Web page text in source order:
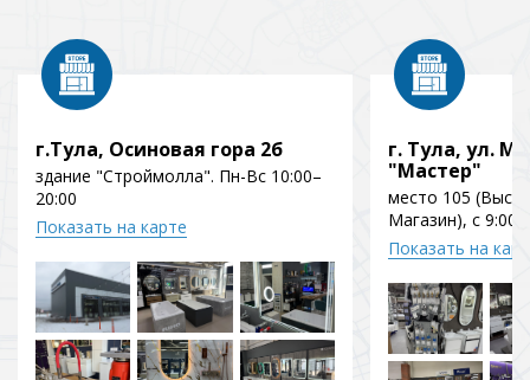
г.Тула, Осиновая гора 2б
здание "Строймолла". Пн-Вс 10:00–
20:00
Показать на карте
г. Тула, ул.
"Мастер"
место 105
Магазин), с 9:00
Показать на